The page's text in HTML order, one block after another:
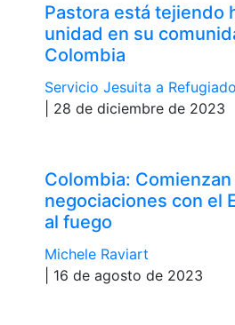
Pastora está tejiendo
unidad en su
Colombia
Servicio Jesuita a
| 28 de diciembre de 2023
Colombia: Comienzan
negociaciones con el
al fuego
Michele Raviart
| 16 de agosto de 2023